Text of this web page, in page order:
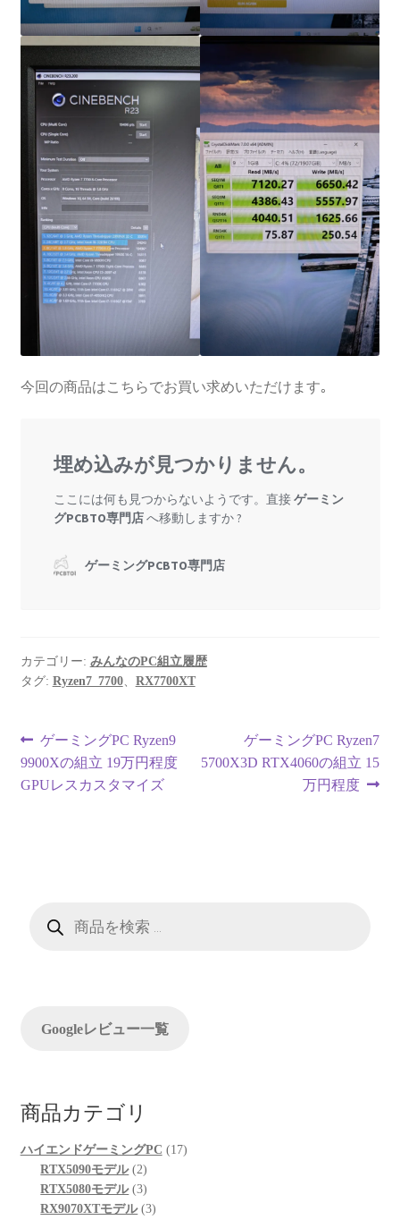
今回の商品はこちらでお買い求めいただけます｡
カテゴリー: みんなのPC組立履歴
タグ: Ryzen7_7700、 RX7700XT
投
稿
ー
ン
前
の
投
ゲーミングPC Ryzen9
9900Xの組立 19万円程度
GPUレスカスタマイズ
次
の
ゲーミングPC Ryzen7
5700X3D RTX4060の組立 15
万円程度
Googleレビュー一覧
商品カテゴリ
ハイエンドゲーミングPC 1717
RTX5090モデル 22
個
の
RTX5080モデル 33
個
RX9070XTモデル 33